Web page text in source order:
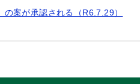
の案が承認される（R6.7.29）